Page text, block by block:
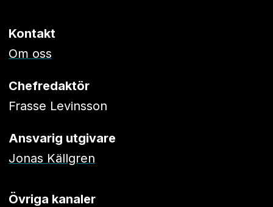
Kontakt
Om oss
Chefredaktör
Frasse Levinsson
Ansvarig utgivare
Jonas Källgren
Övriga kanaler